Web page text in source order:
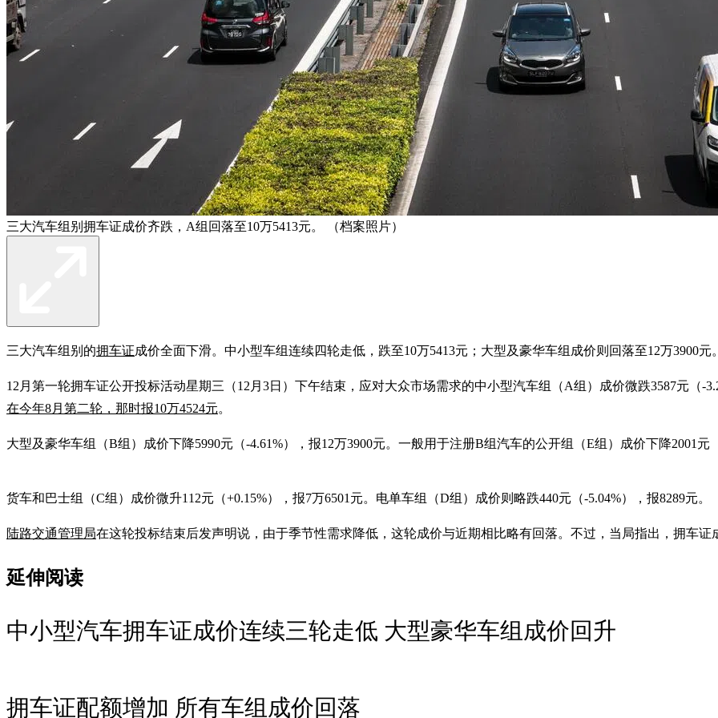
三大汽车组别拥车证成价齐跌，A组回落至10万5413元。 （档案照片）
三大汽车组别的拥车证成价全面下滑。中小型车组连续四轮走低，跌至10万5413元；大型及豪华车组成价则回落至12万3900元
12月第一轮拥车证公开投标活动星期三（12月3日）下午结束，应对大众市场需求的中小型汽车组（A组）成价微跌3587元（-
在今年8月第二轮，那时报10万4524元。
大型及豪华车组（B组）成价下降5990元（-4.61%），报12万3900元。一般用于注册B组汽车的公开组（E组）成价下降2001元
货车和巴士组（C组）成价微升112元（+0.15%），报7万6501元。电单车组（D组）成价则略跌440元（-5.04%），报8289元。
陆路交通管理局在这轮投标结束后发声明说，由于季节性需求降低，这轮成价与近期相比略有回落。不过，当局指出，拥车
延伸阅读
中小型汽车拥车证成价连续三轮走低 大型豪华车组成价回升
拥车证配额增加 所有车组成价回落